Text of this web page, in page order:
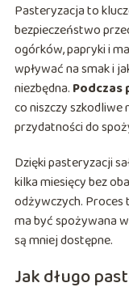
Pasteryzacja to
bezpieczeństwo
ogórków, papryki i
wpływać na smak i
niezbędna. Podczas
co niszczy szkodliwe
przydatności do
Dzięki pasteryzacji
kilka miesięcy bez
odżywczych. Proces
ma być spożywana
są mniej dostępne.
Jak długo